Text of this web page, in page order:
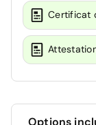
Certificat
Options